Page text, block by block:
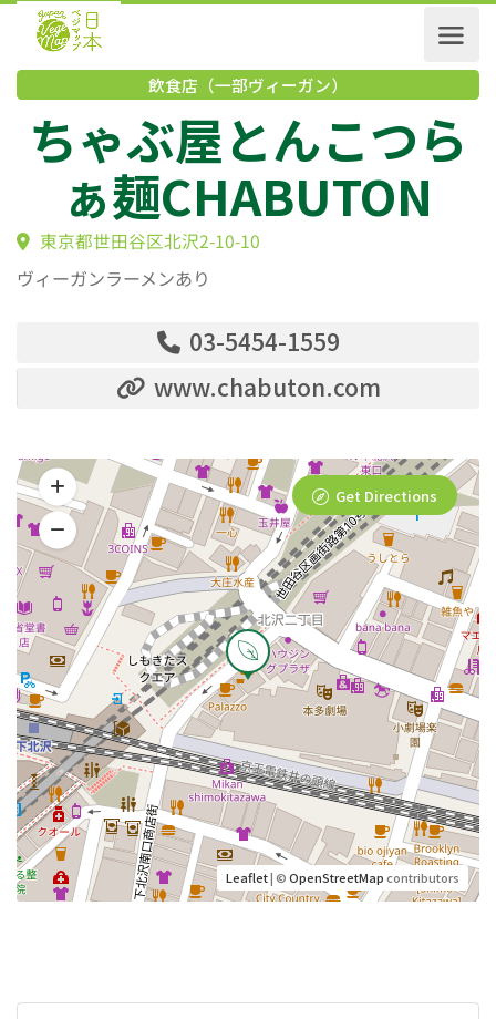
飲食店（一部ヴィーガン）
ちゃぶ屋とんこつ
ぁ麺CHABUTON
ヴィーガンラーメンあり
03-5454-1559
www.chabuton.com
Leaflet| ©OpenStreetMapcontributors
Get Directions